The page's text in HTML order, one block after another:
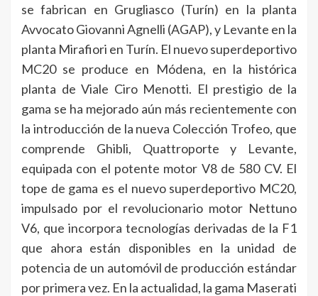
se fabrican en Grugliasco (Turín) en la planta
Avvocato Giovanni Agnelli (AGAP), y Levante en la
planta Mirafiori en Turín. El nuevo superdeportivo
MC20 se produce en Módena, en la histórica
planta de Viale Ciro Menotti. El prestigio de la
gama se ha mejorado aún más recientemente con
la introducción de la nueva Colección Trofeo, que
comprende Ghibli, Quattroporte y Levante,
equipada con el potente motor V8 de 580 CV. El
tope de gama es el nuevo superdeportivo MC20,
impulsado por el revolucionario motor Nettuno
V6, que incorpora tecnologías derivadas de la F1
que ahora están disponibles en la unidad de
potencia de un automóvil de producción estándar
por primera vez. En la actualidad, la gama Maserati